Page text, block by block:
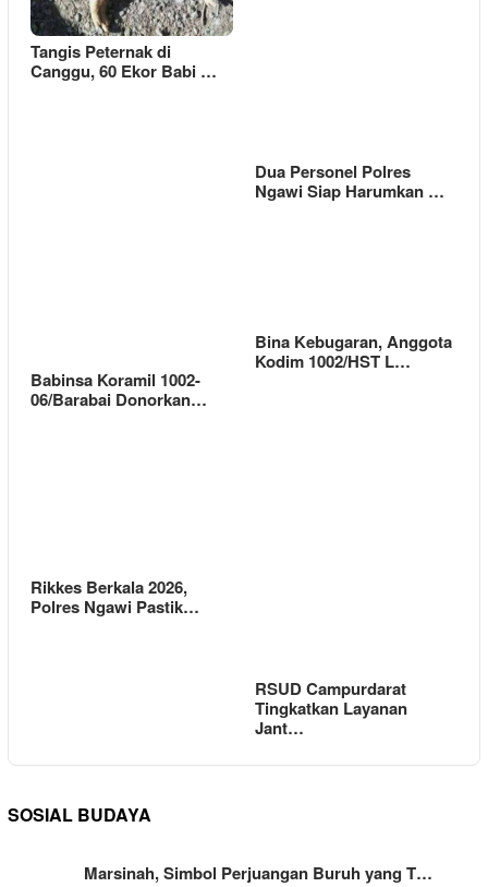
Tangis Peternak di
Canggu, 60 Ekor Babi …
Dua Personel Polres
Ngawi Siap Harumkan …
Babinsa Koramil 1002-
06/Barabai Donorkan…
Bina Kebugaran, Anggota
Kodim 1002/HST L…
Rikkes Berkala 2026,
Polres Ngawi Pastik…
RSUD Campurdarat
Tingkatkan Layanan
Jant…
SOSIAL BUDAYA
Marsinah, Simbol Perjuangan Buruh yang T…